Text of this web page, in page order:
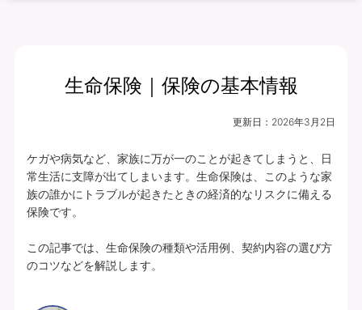
生命保険｜保険の基本情報
更新日： 2026年3月2日
ケガや病気など、家族に万が一のことが起きてしまうと、日
常生活に支障が出てしまいます。生命保険は、このような家
族の誰かにトラブルが起きたときの経済的なリスクに備える
保険です。
この記事では、生命保険の種類や活用例、契約内容の選び方
のコツなどを解説します。